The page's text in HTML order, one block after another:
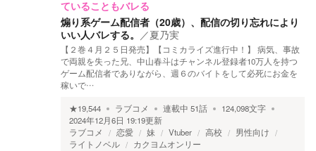
ていることもバレる
煽り系ゲーム配信者（20歳）、配信の切り忘れにより
いい人バレする。 ／夏乃実
【２巻４月２５日発売】【コミカライズ進行中！】 病気、事故
で両親を失った兄、中山春斗はチャンネル登録者10万人を持つ
ゲーム配信者でありながら、週６のバイトをして必死にお金を
稼いで…
★19,544 ラブコメ 連載中 51話 124,098文字
2024年12月6日 19:19更新
ラブコメ
恋愛 妹 Vtuber 高校
男性向け
ライトノベル
カクヨムオンリー